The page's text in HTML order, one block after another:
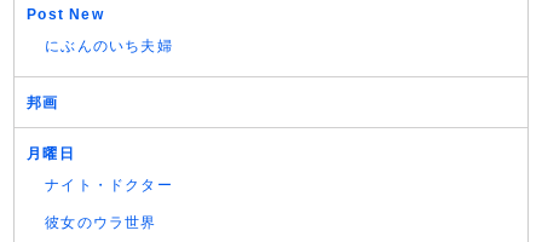
Post New
にぶんのいち夫婦
邦画
月曜日
ナイト・ドクター
彼女のウラ世界